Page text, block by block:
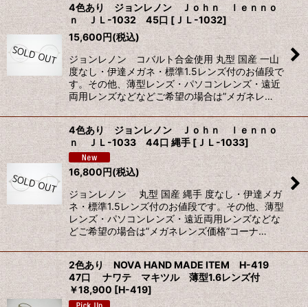
4色あり ジョンレノン Ｊｏｈｎ ｌｅｎｎｏ
ｎ ＪＬ-1032 45口 [ ＪＬ-1032]
15,600円(税込)
ジョンレノン コバルト合金使用 丸型 国産 一山
度なし・伊達メガネ・標準1.5レンズ付のお値段で
す。その他、薄型レンズ・パソコンレンズ・遠近
両用レンズなどなどご希望の場合は”メガネレ…
4色あり ジョンレノン Ｊｏｈｎ ｌｅｎｎｏ
ｎ ＪＬ-1033 44口 縄手[ＪＬ-1033]
16,800円(税込)
ジョンレノン 丸型 国産 縄手 度なし・伊達メガ
ネ・標準1.5レンズ付のお値段です。その他、薄型
レンズ・パソコンレンズ・遠近両用レンズなどな
どご希望の場合は”メガネレンズ価格”コーナ…
2色あり NOVA HAND MADE ITEM H-419
47口 ナワテ マキツル 薄型1.6レンズ付
￥18,900 [H-419]